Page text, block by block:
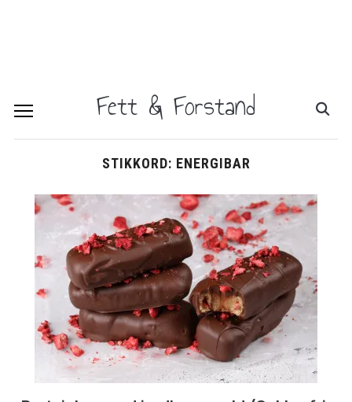
Fett & Forstand
STIKKORD: ENERGIBAR